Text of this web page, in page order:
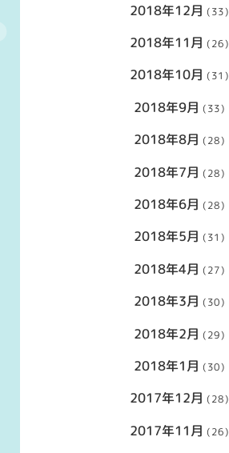
2018年12月 (33)
2018年11月 (26)
2018年10月 (31)
2018年9月 (33)
2018年8月 (28)
2018年7月 (28)
2018年6月 (28)
2018年5月 (31)
2018年4月 (27)
2018年3月 (30)
2018年2月 (29)
2018年1月 (30)
2017年12月 (28)
2017年11月 (26)